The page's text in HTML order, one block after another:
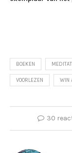
BOEKEN
VOORLEZEN WIN
30